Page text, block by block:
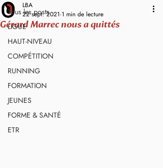
Tous les posts
LIGUE
HAUT-NIVEAU
COMPÉTITION
RUNNING
FORMATION
JEUNES
FORME & SANTÉ
ETR
Gérard Marrec nous a quittés
LBA
22 sept. 2021 1 min de lecture